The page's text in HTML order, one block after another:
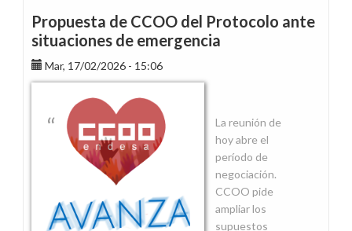
Propuesta de CCOO del Protocolo ante
situaciones de emergencia
Mar, 17/02/2026 - 15:06
La reunión de
hoy abre el
período de
negociación.
CCOO pide
ampliar los
supuestos